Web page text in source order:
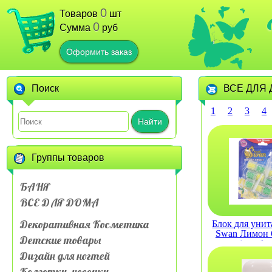
Товаров 0 шт
Сумма 0 руб
Оформить заказ
Поиск
Найти
Группы товаров
БАНЯ
ВСЕ ДЛЯ ДОМА
Декоративная Косметика
Детские товары
Дизайн для ногтей
ВСЕ ДЛЯ
1 2 3 4
Блок для
Swan Лимон
(три